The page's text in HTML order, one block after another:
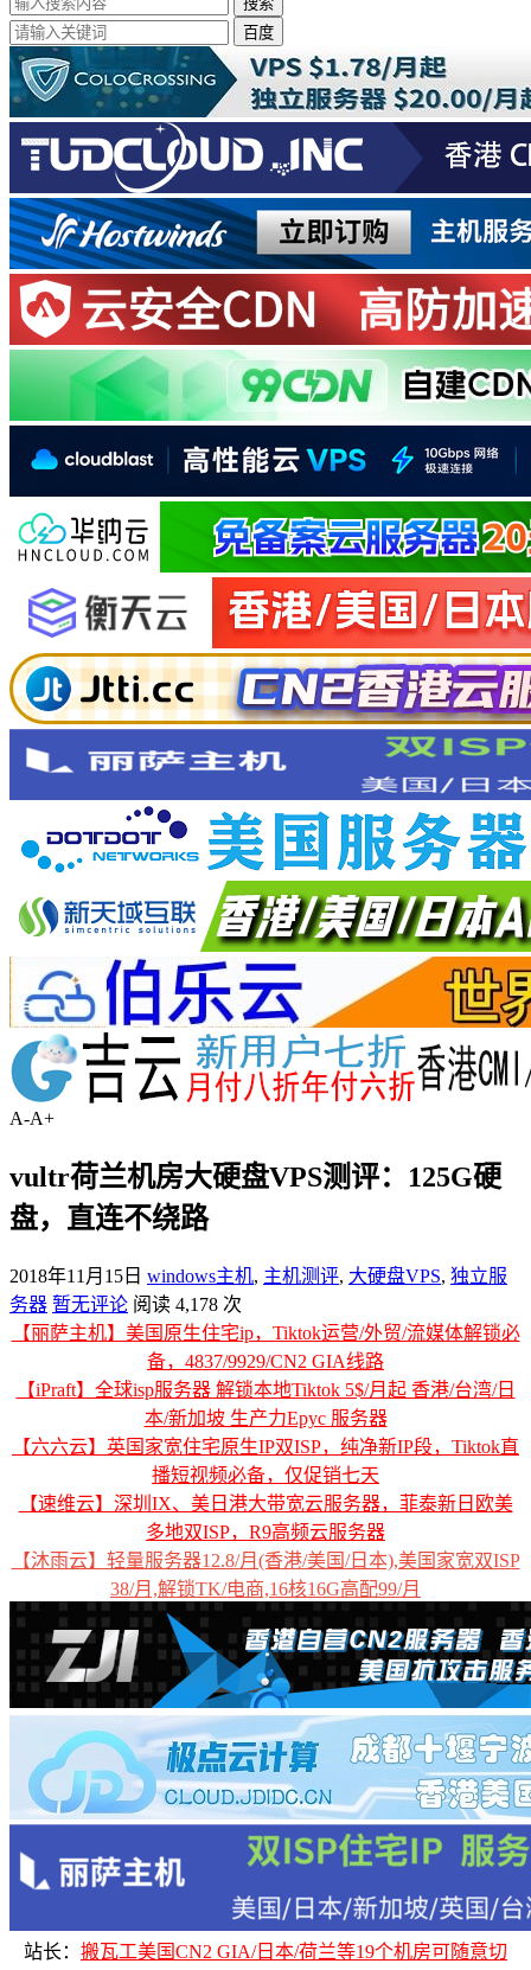
A-A+
vultr荷兰机房大硬盘VPS测评：125G硬
盘，直连不绕路
2018年11月15日 windows主机, 主机测评, 大硬盘VPS, 独立服
务器 暂无评论 阅读 4,178 次
【丽萨主机】美国原生住宅ip，Tiktok运营/外贸/流媒体解锁必
备，4837/9929/CN2 GIA线路
【iPraft】全球isp服务器 解锁本地Tiktok 5$/月起 香港/台湾/日
本/新加坡 生产力Epyc 服务器
【六六云】英国家宽住宅原生IP双ISP，纯净新IP段，Tiktok直
播短视频必备，仅促销七天
【速维云】深圳IX、美日港大带宽云服务器，菲泰新日欧美
多地双ISP，R9高频云服务器
【沐雨云】轻量服务器12.8/月(香港/美国/日本),美国家宽双ISP
38/月,解锁TK/电商,16核16G高配99/月
站长： 搬瓦工美国CN2 GIA/日本/荷兰等19个机房可随意切